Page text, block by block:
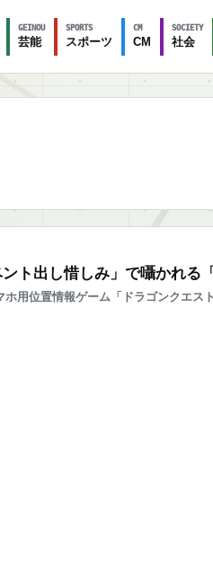
GEINOU
芸能
SPORTS
スポーツ
CM
CM
SOCIETY
社会
ト出し惜しみ」で囁かれる
用位置情報ゲーム「ドラゴンクエス